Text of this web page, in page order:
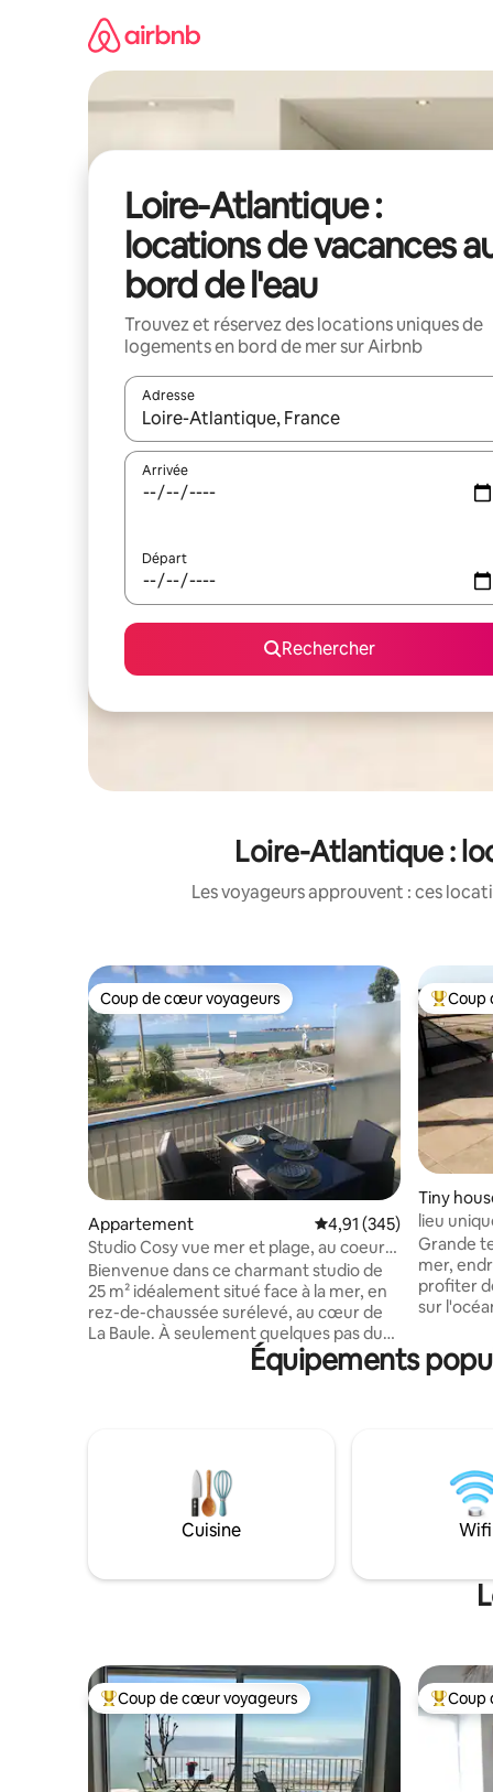
Loire-Atlantique :
locations de vacances
bord de l'eau
Trouvez et réservez des locations uniques de
logements en bord de mer sur Airbnb
Adresse
Lorsque les résultats s'affichent, utilisez les
Arrivée
Départ
Rechercher
Loire-Atlantique :
Les voyageurs approuvent : ces
Coup de cœur voyageurs
Coup de cœur voyageurs
Appartement Évaluation moyenne
4,91 (345)
Studio Cosy vue mer et plage, au coeur
de La Baule
Bienvenue dans ce charmant studio de
25 m² idéalement situé face à la mer, en
rez-de-chaussée surélevé, au cœur de
La Baule. À seulement quelques pas du
marché, de la plage, des restaurants,
commerces et commodités, tout peut
événementiel, ce logement cosy et
agréable est parfaitement équipé et
offre une vue imprenable sur l’océan.
Local vélo et wifi.
Coups
Coup
Tiny
lieu
Grande
mer,
profiter
sur
de
piétons.
toilette.
Équipements
Cuisine Wifi
Coups de cœur voyageurs les plus appréciés
Coup de cœur voyageurs Coups
Coup